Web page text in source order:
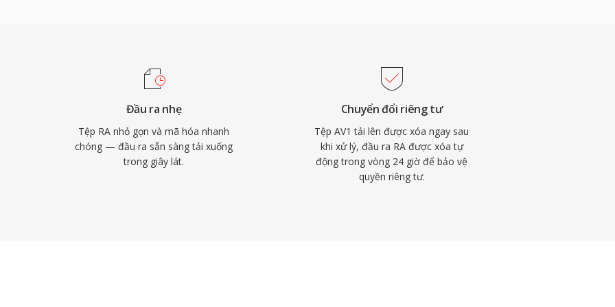
góp kỹ thuật lâu
ứng, ảnh hưởng
Dù đã bị các codec
RA từ thời kỳ đầu
phát lại trên thiết bị
Đầu ra nhẹ
Tệp RA nhỏ gọn và mã hóa nhanh
chóng — đầu ra sẵn sàng tải xuống
trong giây lát.
Chuyển đổi riêng tư
Tệp AV1 tải lên được xóa ngay sau
khi xử lý, đầu ra RA được xóa tự
động trong vòng 24 giờ để bảo vệ
quyền riêng tư.